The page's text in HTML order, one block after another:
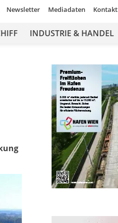
Newsletter Mediadaten Kontakt
INDUSTRIE & HANDEL